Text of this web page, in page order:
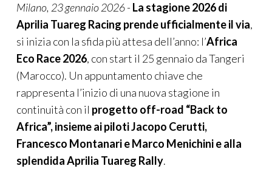
Milano, 23 gennaio 2026- La stagione 2026 di
Aprilia Tuareg Racing prende ufficialmente il via,
si inizia con la sfida più attesa dell’anno: l’Africa
Eco Race 2026, con start il 25 gennaio da Tangeri
(Marocco). Un appuntamento chiave che
rappresenta l’inizio di una nuova stagione in
continuità con il progetto off-road “Back to
Africa”, insieme ai piloti Jacopo Cerutti,
Francesco Montanari e Marco Menichini e alla
splendida Aprilia Tuareg Rally.